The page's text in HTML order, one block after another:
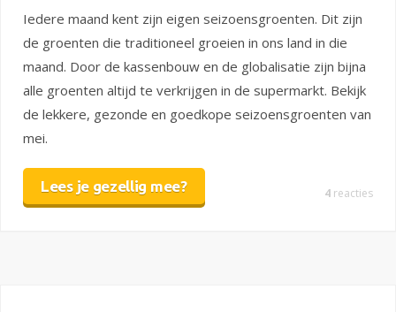
Iedere maand kent zijn eigen seizoensgroenten. Dit zijn
de groenten die traditioneel groeien in ons land in die
maand. Door de kassenbouw en de globalisatie zijn bijna
alle groenten altijd te verkrijgen in de supermarkt. Bekijk
de lekkere, gezonde en goedkope seizoensgroenten van
mei.
Lees je gezellig mee? 4 reacties